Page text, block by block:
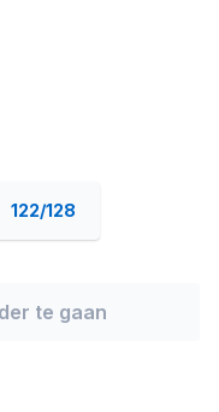
122/128
te gaan